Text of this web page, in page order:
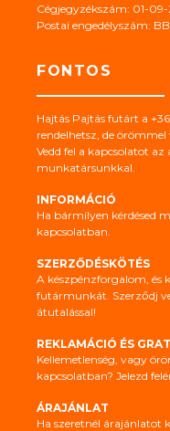
Cégjegyzékszám: 01-09-
Postai engedélyszám:
FONTOS
Hajtás Pajtás futárt a
rendelhetsz, de örömmel
Vedd fel a kapcsolatot
munkatársunkkal.
INFORMÁCIÓ
Ha bármilyen kérdésed
kapcsolatban.
SZERZŐDÉSKÖTÉS
A készpénzforgalom, és
futármunkát. Szerződj
átutalással!
REKLAMÁCIÓ ÉS
Kellemetlenség, vagy
kapcsolatban? Jelezd
ÁRAJÁNLAT
Ha szeretnél árajánlatot